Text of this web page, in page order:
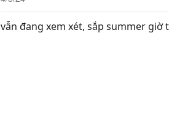
vẫn đang xem xét, sắp summer